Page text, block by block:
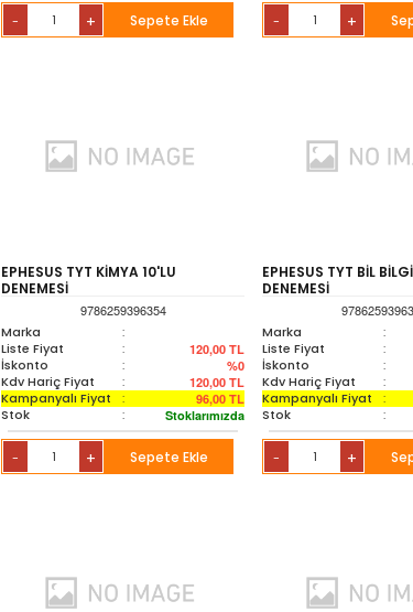
- + Sepete Ekle - +
EPHESUS TYT KİMYA 10'LU
DENEMESİ
9786259396354
Marka
:
Liste Fiyat
: 120,00 TL
İskonto : %0
Kdv Hariç Fiyat : 120,00 TL
Kampanyalı Fiyat : 96,00 TL
Stok : Stoklarımızda
- + Sepete Ekle
EPHESUS TYT BİL
DENEMESİ
Marka
:
Liste Fiyat
:
İskonto :
Kdv Hariç Fiyat :
Kampanyalı Fiyat :
Stok :
- +